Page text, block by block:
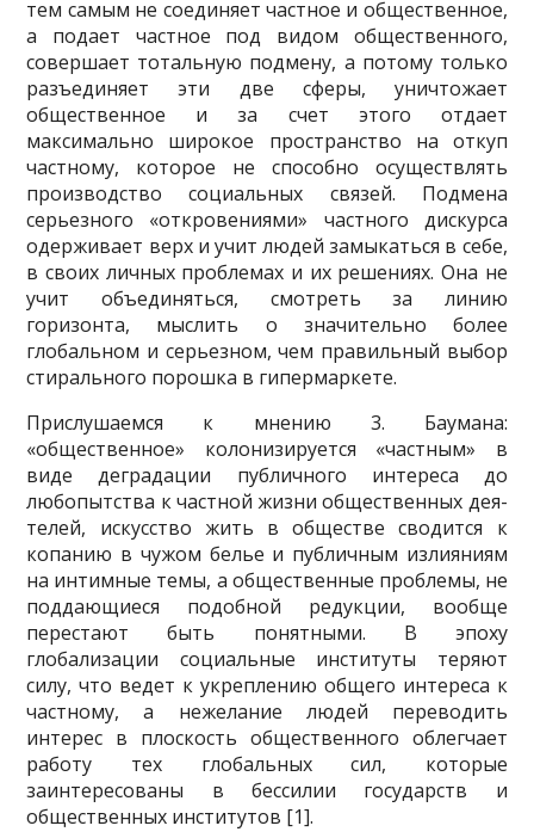
тем самым не со­единяет частное и общественное,
а подает частное под видом общественного,
совершает то­тальную подмену, а потому только
разъединяет эти две сферы, уничтожает
общественное и за счет этого отдает
максимально широкое пространство на откуп
частному, которое не спо­собно осуществлять
производство социальных связей. Подмена
серьезного «откровениями» частного дискурса
одерживает верх и учит людей замыкаться в себе,
в своих личных про­блемах и их решениях. Она не
учит объединяться, смотреть за линию
горизонта, мыслить о значительно более
глобальном и серьезном, чем правильный выбор
стирального порошка в гипермаркете.
Прислушаемся к мнению 3. Баумана:
«общественное» колонизируется «частным» в
виде деградации публичного интереса до
любопытства к частной жизни общественных дея­
телей, искусство жить в обществе сводится к
копанию в чужом белье и публичным излияни­ям
на интимные темы, а общественные проблемы, не
поддающиеся подобной редукции, во­обще
перестают быть понятными. В эпоху
глобализации социальные институты теряют
силу, что ведет к укреплению общего интереса к
частному, а нежелание людей переводить
интерес в плоскость общественного облегчает
работу тех глобальных сил, которые
заинтересованы в бессилии государств и
общественных институтов [1].